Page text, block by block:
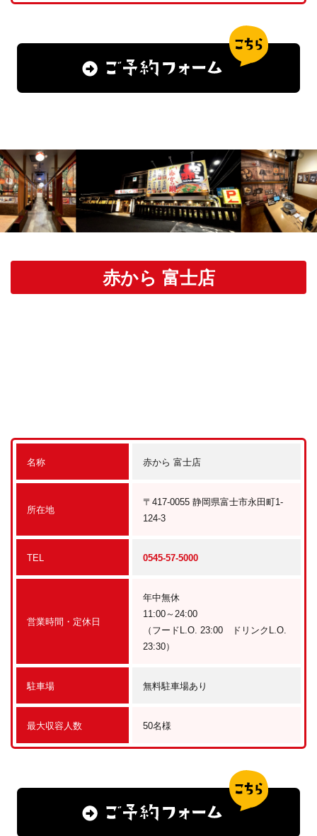
赤から 富士店
名称 赤から 富士店
所在地
〒417-0055 静岡県富士市永田町1-
124-3
TEL 0545-57-5000
営業時間・定休日
年中無休
11:00～24:00
（フードL.O. 23:00 ドリンクL.O.
23:30）
駐車場 無料駐車場あり
最大収容人数 50名様